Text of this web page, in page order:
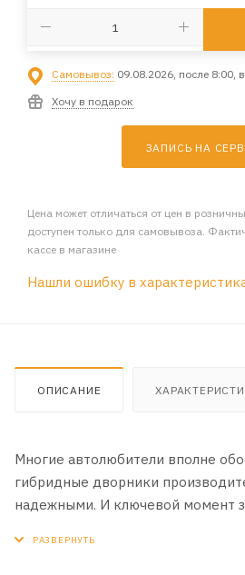
Самовывоз: 09.08.2026, после 8:00,
Хочу в подарок
ЗАПИСЬ НА
Цена может отличаться от цен в
доступен только для самовывоза.
кассе в магазине
Нашли ошибку в
ОПИСАНИЕ
Многие автолюбители вполне
гибридные дворники
надежными. И ключевой момент